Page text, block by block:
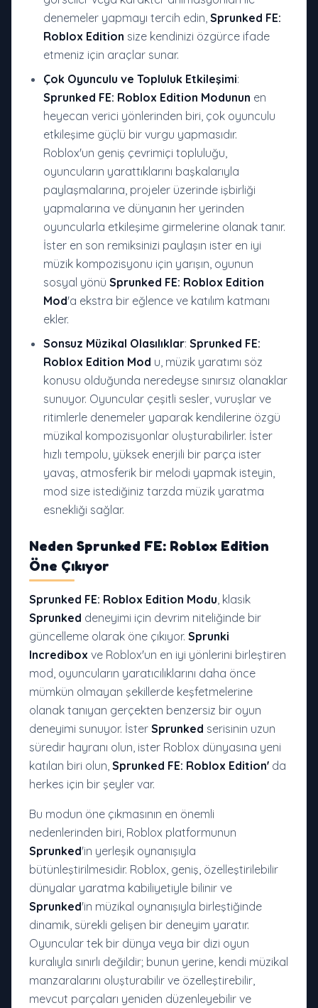
denemeler yapmayı tercih edin, Sprunked FE:
Roblox Edition size kendinizi özgürce ifade
etmeniz için araçlar sunar.
Çok Oyunculu ve Topluluk Etkileşimi:
Sprunked FE: Roblox Edition Modunun en
heyecan verici yönlerinden biri, çok oyunculu
etkileşime güçlü bir vurgu yapmasıdır.
Roblox'un geniş çevrimiçi topluluğu,
oyuncuların yarattıklarını başkalarıyla
paylaşmalarına, projeler üzerinde işbirliği
yapmalarına ve dünyanın her yerinden
oyuncularla etkileşime girmelerine olanak tanır.
İster en son remiksinizi paylaşın ister en iyi
müzik kompozisyonu için yarışın, oyunun
sosyal yönü Sprunked FE: Roblox Edition
Mod'a ekstra bir eğlence ve katılım katmanı
ekler.
Sonsuz Müzikal Olasılıklar: Sprunked FE:
Roblox Edition Mod u, müzik yaratımı söz
konusu olduğunda neredeyse sınırsız olanaklar
sunuyor. Oyuncular çeşitli sesler, vuruşlar ve
ritimlerle denemeler yaparak kendilerine özgü
müzikal kompozisyonlar oluşturabilirler. İster
hızlı tempolu, yüksek enerjili bir parça ister
yavaş, atmosferik bir melodi yapmak isteyin,
mod size istediğiniz tarzda müzik yaratma
esnekliği sağlar.
Neden Sprunked FE: Roblox Edition
Öne Çıkıyor
Sprunked FE: Roblox Edition Modu, klasik
Sprunked deneyimi için devrim niteliğinde bir
güncelleme olarak öne çıkıyor. Sprunki
Incredibox ve Roblox'un en iyi yönlerini birleştiren
mod, oyuncuların yaratıcılıklarını daha önce
mümkün olmayan şekillerde keşfetmelerine
olanak tanıyan gerçekten benzersiz bir oyun
deneyimi sunuyor. İster Sprunked serisinin uzun
süredir hayranı olun, ister Roblox dünyasına yeni
katılan biri olun, Sprunked FE: Roblox Edition' da
herkes için bir şeyler var.
Bu modun öne çıkmasının en önemli
nedenlerinden biri, Roblox platformunun
Sprunked'in yerleşik oynanışıyla
bütünleştirilmesidir. Roblox, geniş, özelleştirilebilir
dünyalar yaratma kabiliyetiyle bilinir ve
Sprunked'in müzikal oynanışıyla birleştiğinde
dinamik, sürekli gelişen bir deneyim yaratır.
Oyuncular tek bir dünya veya bir dizi oyun
kuralıyla sınırlı değildir; bunun yerine, kendi müzikal
manzaralarını oluşturabilir ve özelleştirebilir,
mevcut parçaları yeniden düzenleyebilir ve